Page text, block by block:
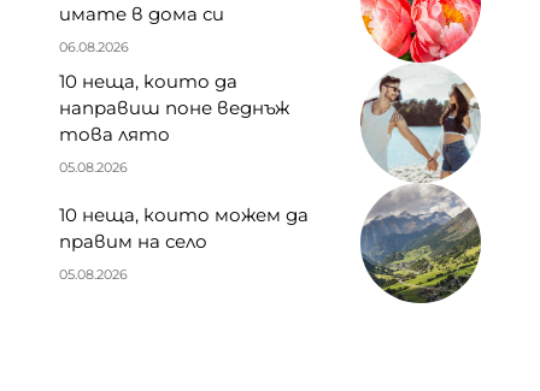
имате в дома си
06.08.2026
10 неща, които да
направиш поне веднъж
това лято
05.08.2026
10 неща, които можем да
правим на село
05.08.2026